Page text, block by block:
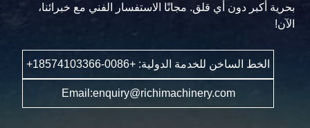
بحرية أكبر دون أي قلق. مجانًا الاستفسار الفني مع خبرائنا،
الآن!
الخط الساخن للخدمة الدولية: +0086-18574103366+
Email:enquiry@richimachinery.com